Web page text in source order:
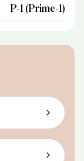
P-1 (Prime-1)